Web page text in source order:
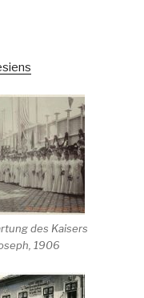
des Kaisers
1906